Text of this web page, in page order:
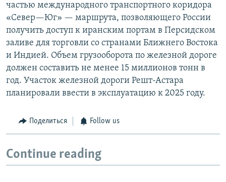
частью международного транспортного коридора
«Север—Юг» — маршрута, позволяющего России
получить доступ к иранским портам в Персидском
заливе для торговли со странами Ближнего Востока
и Индией. Объем грузооборота по железной дороге
должен составить не менее 15 миллионов тонн в
год. Участок железной дороги Решт-Астара
планировали ввести в эксплуатацию к 2025 году.
Поделиться Follow us
Continue reading